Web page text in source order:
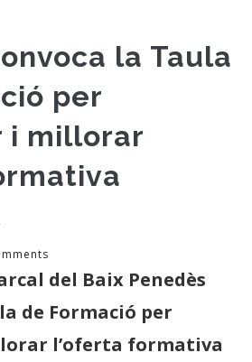
la Taula
per
i millorar
del Baix Penedès
de Formació per
l’oferta formativa